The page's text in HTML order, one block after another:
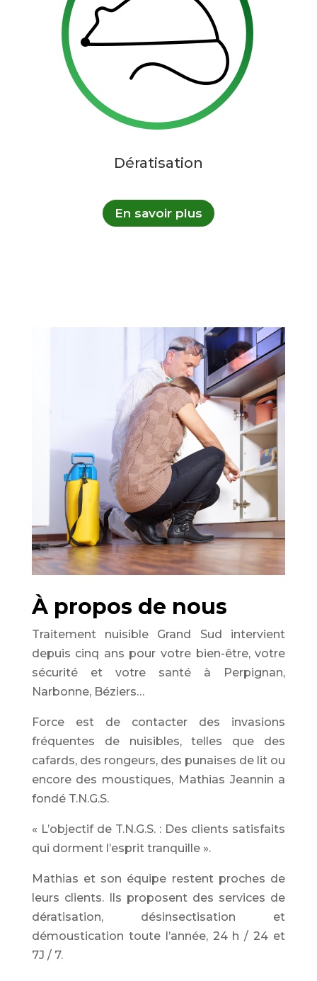
Dératisation
En savoir plus
À propos de nous
Traitement nuisible Grand Sud intervient
depuis cinq ans pour votre bien-être, votre
sécurité et votre santé à Perpignan,
Narbonne, Béziers…
Force est de contacter des invasions
fréquentes de nuisibles, telles que des
cafards, des rongeurs, des punaises de lit ou
encore des moustiques, Mathias Jeannin a
fondé T.N.G.S.
« L’objectif de T.N.G.S. : Des clients satisfaits
qui dorment l’esprit tranquille ».
Mathias et son équipe restent proches de
leurs clients. Ils proposent des services de
dératisation, désinsectisation et
démoustication toute l’année, 24 h / 24 et
7J / 7.